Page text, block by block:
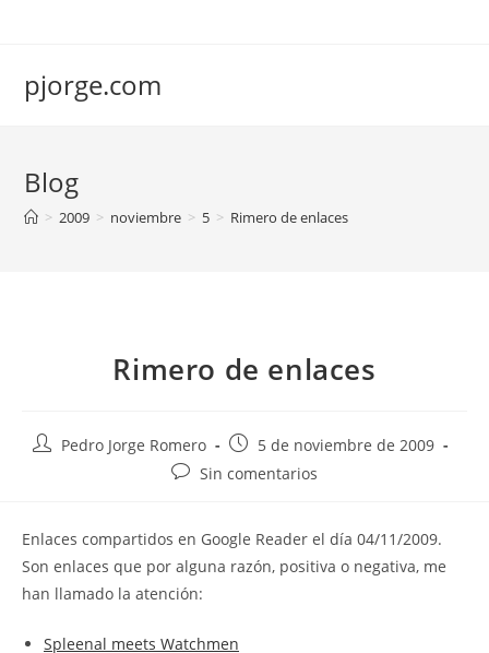
pjorge.com
Blog
> 2009 > noviembre > 5 > Rimero de enlaces
Rimero de enlaces
AutorPedro Jorge Romero
Publicación
de
5 de noviembre de 2009
Comentarios
entrada:
Sin comentarios
Enlaces compartidos en Google Reader el día 04/11/2009.
Son enlaces que por alguna razón, positiva o negativa, me
han llamado la atención:
Spleenal meets Watchmen